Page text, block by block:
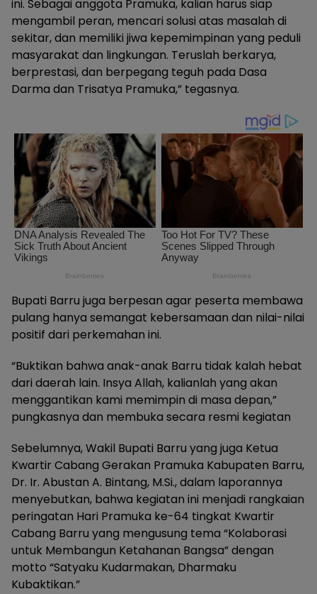
ini. Sebagai anggota Pramuka, kalian harus siap
mengambil peran, mencari solusi atas masalah di
sekitar, dan memiliki jiwa kepemimpinan yang peduli
masyarakat dan lingkungan. Teruslah berkarya,
berprestasi, dan berpegang teguh pada Dasa
Darma dan Trisatya Pramuka,” tegasnya.
Bupati Barru juga berpesan agar peserta membawa
pulang hanya semangat kebersamaan dan nilai-nilai
positif dari perkemahan ini.
“Buktikan bahwa anak-anak Barru tidak kalah hebat
dari daerah lain. Insya Allah, kalianlah yang akan
menggantikan kami memimpin di masa depan,”
pungkasnya dan membuka secara resmi kegiatan
Sebelumnya, Wakil Bupati Barru yang juga Ketua
Kwartir Cabang Gerakan Pramuka Kabupaten Barru,
Dr. Ir. Abustan A. Bintang, M.Si., dalam laporannya
menyebutkan, bahwa kegiatan ini menjadi rangkaian
peringatan Hari Pramuka ke-64 tingkat Kwartir
Cabang Barru yang mengusung tema “Kolaborasi
untuk Membangun Ketahanan Bangsa” dengan
motto “Satyaku Kudarmakan, Dharmaku
Kubaktikan.”